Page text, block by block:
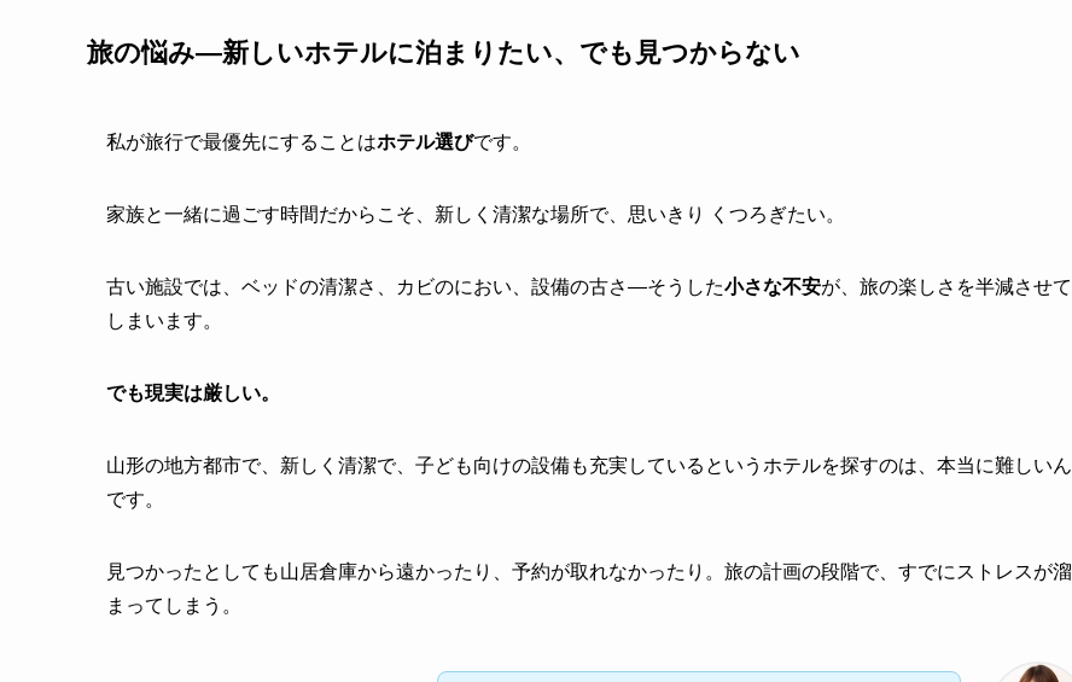
旅の悩み—新しいホテルに泊まりたい、でも見つからない
私が旅行で最優先にすることはホテル選びです。
家族と一緒に過ごす時間だからこそ、新しく清潔な場所で、思いきり くつろぎたい。
古い施設では、ベッドの清潔さ、カビのにおい、設備の古さ—そうした小さな不安が、旅の楽しさを半減させて
しまいます。
でも現実は厳しい。
山形の地方都市で、新しく清潔で、子ども向けの設備も充実しているというホテルを探すのは、本当に難しいん
です。
見つかったとしても山居倉庫から遠かったり、予約が取れなかったり。旅の計画の段階で、すでにストレスが溜
まってしまう。